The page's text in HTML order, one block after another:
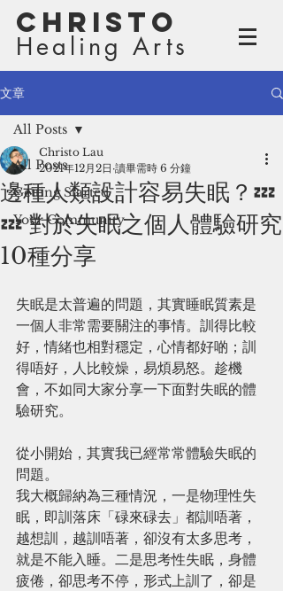
Christo
Healing Arts
文章
All Posts
Getting Started
Your Community
All Posts
邊種人類設計容易失眠？💤
💤 對於失眠之個人體驗研究
10種分享
Christo Lau
2021年12月2日 讀畢需時 6 分鐘
失眠是太普遍的問題，其實睡眠質素是
一個人非常需要關注的事情。訓得比較
好，情緒也相對穩定，心情都好啲；訓
得唔好，人比較燥，易煩易怒。趁機
會，不如同大家分享一下面對失眠的體
驗研究。
從小開始，其實我已經常常體驗失眠的
問題。
我大概歸納為三種情況，一是物理性失
眠，即訓落床「碌來碌去」都訓唔著，
越想訓，越訓唔著，卻沒有太多思考，
就是不能入睡。二是思考性失眠，身體
疲倦，卻思考不停，形式上訓了，卻是